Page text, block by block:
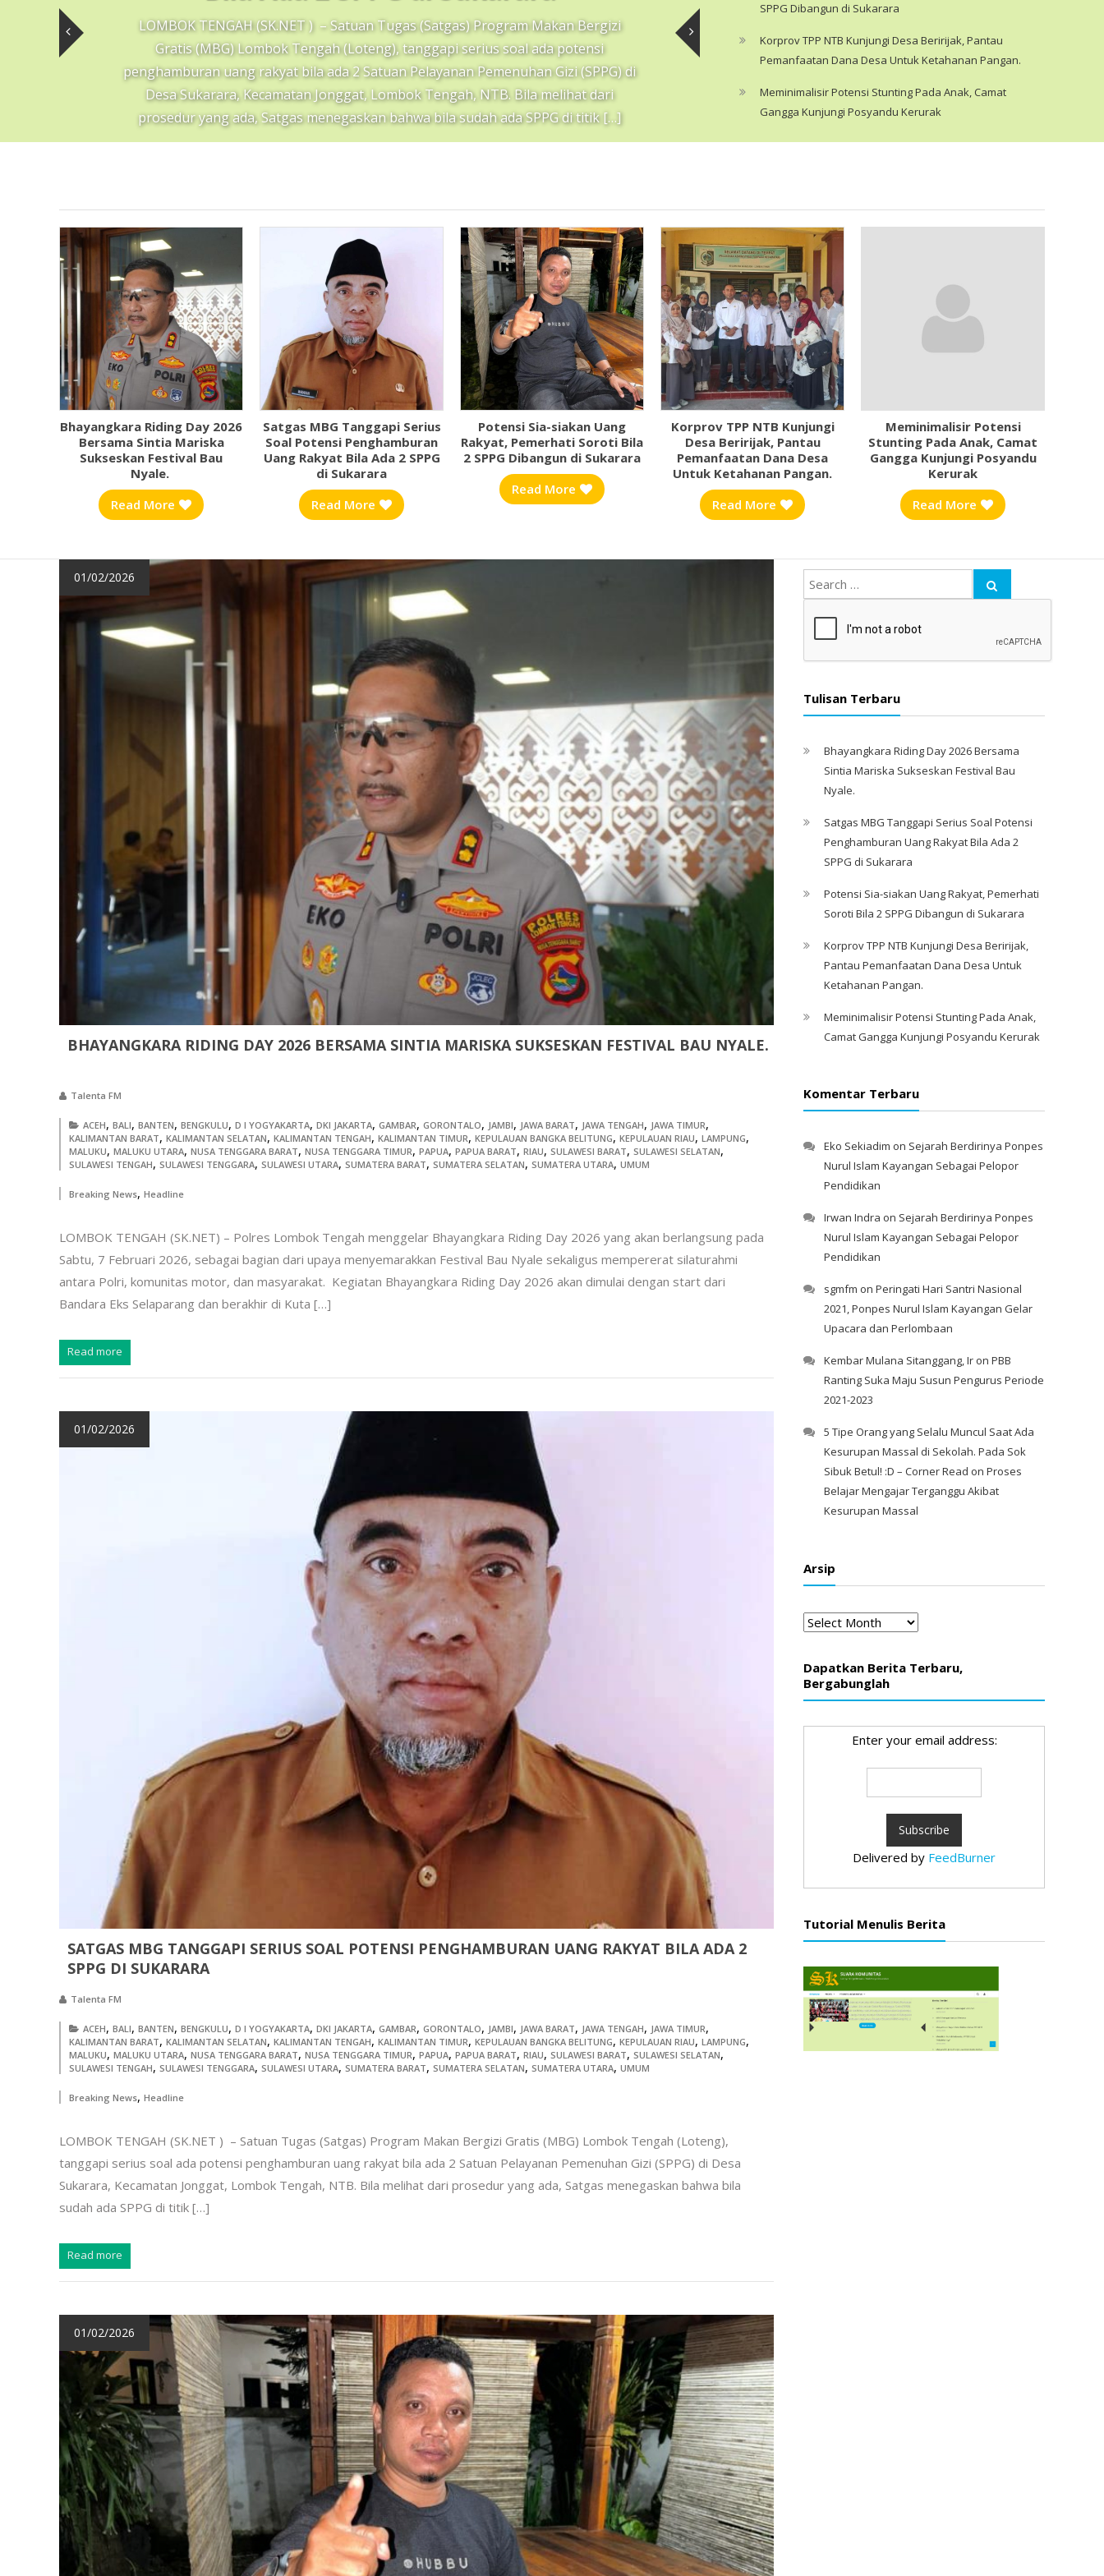
LOMBOK TENGAH (SK.NET ) – Satuan Tugas (Satgas) Program Makan Bergizi
Gratis (MBG) Lombok Tengah (Loteng), tanggapi serius soal ada potensi
penghamburan uang rakyat bila ada 2 Satuan Pelayanan Pemenuhan Gizi (SPPG) di
Desa Sukarara, Kecamatan Jonggat, Lombok Tengah, NTB. Bila melihat dari
prosedur yang ada, Satgas menegaskan bahwa bila sudah ada SPPG di titik […]
Sukarara Kecamatan Jonggat Lombok Tengah
angkat bicara. Selain penghamburan uang
pembangunan SPPG untuk kepengintan Program
SPPG Dibangun di Sukarara
Korprov TPP NTB Kunjungi Desa Beririjak, Pantau
Pemanfaatan Dana Desa Untuk Ketahanan Pangan.
Meminimalisir Potensi Stunting Pada Anak, Camat
Gangga Kunjungi Posyandu Kerurak
Bhayangkara Riding Day 2026
Bersama Sintia Mariska
Sukseskan Festival Bau
Nyale. ‎
Read More
Satgas MBG Tanggapi Serius
Soal Potensi Penghamburan
Uang Rakyat Bila Ada 2 SPPG
di Sukarara
Read More
Potensi Sia-siakan Uang
Rakyat, Pemerhati Soroti Bila
2 SPPG Dibangun di Sukarara
Read More
Korprov TPP NTB Kunjungi
Desa Beririjak, Pantau
Pemanfaatan Dana Desa
Untuk Ketahanan Pangan.
Read More
Meminimalisir Potensi
Stunting Pada Anak, Camat
Gangga Kunjungi Posyandu
Kerurak
Read More
01/02/2026
BHAYANGKARA RIDING DAY 2026 BERSAMA SINTIA MARISKA SUKSESKAN FESTIVAL BAU NYALE.
Talenta FM
ACEH, BALI, BANTEN, BENGKULU, D I YOGYAKARTA, DKI JAKARTA, GAMBAR, GORONTALO, JAMBI, JAWA BARAT, JAWA TENGAH, JAWA TIMUR,
KALIMANTAN BARAT, KALIMANTAN SELATAN, KALIMANTAN TENGAH, KALIMANTAN TIMUR, KEPULAUAN BANGKA BELITUNG, KEPULAUAN RIAU, LAMPUNG,
MALUKU, MALUKU UTARA, NUSA TENGGARA BARAT, NUSA TENGGARA TIMUR, PAPUA, PAPUA BARAT, RIAU, SULAWESI BARAT, SULAWESI SELATAN,
SULAWESI TENGAH, SULAWESI TENGGARA, SULAWESI UTARA, SUMATERA BARAT, SUMATERA SELATAN, SUMATERA UTARA, UMUM
Breaking News, Headline
LOMBOK TENGAH (SK.NET) – Polres Lombok Tengah menggelar Bhayangkara Riding Day 2026 yang akan berlangsung pada
Sabtu, 7 Februari 2026, sebagai bagian dari upaya menyemarakkan Festival Bau Nyale sekaligus mempererat silaturahmi
antara Polri, komunitas motor, dan masyarakat. ‎ Kegiatan Bhayangkara Riding Day 2026 akan dimulai dengan start dari
Bandara Eks Selaparang dan berakhir di Kuta […]
Read more
01/02/2026
SATGAS MBG TANGGAPI SERIUS SOAL POTENSI PENGHAMBURAN UANG RAKYAT BILA ADA 2
SPPG DI SUKARARA
Talenta FM
ACEH, BALI, BANTEN, BENGKULU, D I YOGYAKARTA, DKI JAKARTA, GAMBAR, GORONTALO, JAMBI, JAWA BARAT, JAWA TENGAH, JAWA TIMUR,
KALIMANTAN BARAT, KALIMANTAN SELATAN, KALIMANTAN TENGAH, KALIMANTAN TIMUR, KEPULAUAN BANGKA BELITUNG, KEPULAUAN RIAU, LAMPUNG,
MALUKU, MALUKU UTARA, NUSA TENGGARA BARAT, NUSA TENGGARA TIMUR, PAPUA, PAPUA BARAT, RIAU, SULAWESI BARAT, SULAWESI SELATAN,
SULAWESI TENGAH, SULAWESI TENGGARA, SULAWESI UTARA, SUMATERA BARAT, SUMATERA SELATAN, SUMATERA UTARA, UMUM
Breaking News, Headline
LOMBOK TENGAH (SK.NET ) – Satuan Tugas (Satgas) Program Makan Bergizi Gratis (MBG) Lombok Tengah (Loteng),
tanggapi serius soal ada potensi penghamburan uang rakyat bila ada 2 Satuan Pelayanan Pemenuhan Gizi (SPPG) di Desa
Sukarara, Kecamatan Jonggat, Lombok Tengah, NTB. Bila melihat dari prosedur yang ada, Satgas menegaskan bahwa bila
sudah ada SPPG di titik […]
Read more
01/02/2026
Tulisan Terbaru
Bhayangkara Riding Day 2026 Bersama
Sintia Mariska Sukseskan Festival Bau
Nyale. ‎
Satgas MBG Tanggapi Serius Soal Potensi
Penghamburan Uang Rakyat Bila Ada 2
SPPG di Sukarara
Potensi Sia-siakan Uang Rakyat, Pemerhati
Soroti Bila 2 SPPG Dibangun di Sukarara
Korprov TPP NTB Kunjungi Desa Beririjak,
Pantau Pemanfaatan Dana Desa Untuk
Ketahanan Pangan.
Meminimalisir Potensi Stunting Pada Anak,
Camat Gangga Kunjungi Posyandu Kerurak
Komentar Terbaru
Eko Sekiadim on Sejarah Berdirinya Ponpes
Nurul Islam Kayangan Sebagai Pelopor
Pendidikan
Irwan Indra on Sejarah Berdirinya Ponpes
Nurul Islam Kayangan Sebagai Pelopor
Pendidikan
sgmfm on Peringati Hari Santri Nasional
2021, Ponpes Nurul Islam Kayangan Gelar
Upacara dan Perlombaan
Kembar Mulana Sitanggang, Ir on PBB
Ranting Suka Maju Susun Pengurus Periode
2021-2023
5 Tipe Orang yang Selalu Muncul Saat Ada
Kesurupan Massal di Sekolah. Pada Sok
Sibuk Betul! :D – Corner Read on Proses
Belajar Mengajar Terganggu Akibat
Kesurupan Massal
Arsip
Arsip
Dapatkan Berita Terbaru,
Bergabunglah
Enter your email address:
Delivered by FeedBurner
Tutorial Menulis Berita